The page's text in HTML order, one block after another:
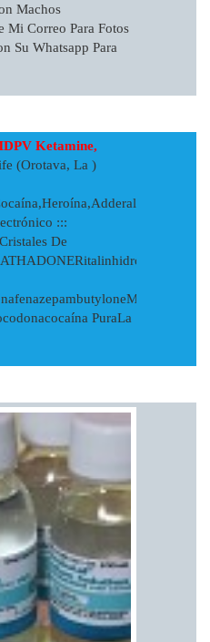
Machos
Mi Correo Para Fotos
Su Whatsapp Para
Ketamine,
(Orotava, La )
:::
De
PuraLa